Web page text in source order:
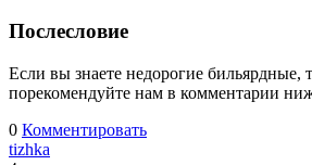
Послесловие
Если вы знаете недорогие бильярдные,
порекомендуйте нам в комментарии
0 Комментировать
tizhka